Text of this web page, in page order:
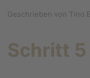
Geschrieben von Tino
Schritt 5